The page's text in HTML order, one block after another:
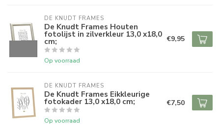
DE KNUDT FRAMES
De Knudt Frames Houten
fotolijst in zilverkleur 13,0 x18,0
cm;
Op voorraad
€9,95
DE KNUDT FRAMES
De Knudt Frames Eikkleurige
fotokader 13,0 x18,0 cm;
Op voorraad
€7,50